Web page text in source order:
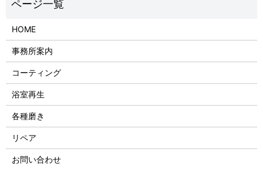
HOME
事務所案内
コーティング
浴室再生
各種磨き
リペア
お問い合わせ